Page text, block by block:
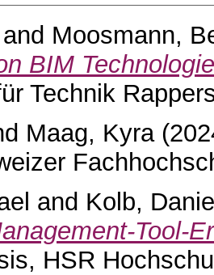
and Moosmann,
BIM
Technik
Maag, Kyra
and Kolb,
Tool-
HSR